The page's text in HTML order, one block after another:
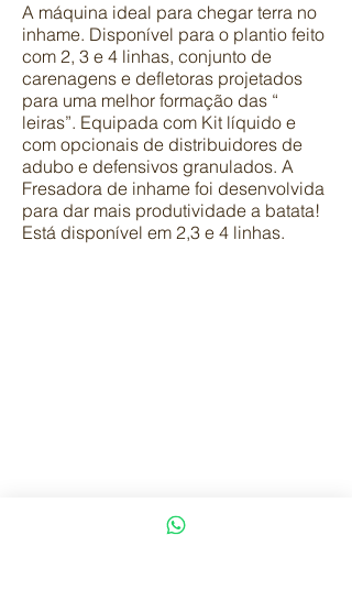
A máquina ideal para chegar terra no
inhame. Disponível para o plantio feito
com 2, 3 e 4 linhas, conjunto de
carenagens e defletoras projetados
para uma melhor formação das “
leiras”. Equipada com Kit líquido e
com opcionais de distribuidores de
adubo e defensivos granulados. A
Fresadora de inhame foi desenvolvida
para dar mais produtividade a batata!
Está disponível em 2,3 e 4 linhas.